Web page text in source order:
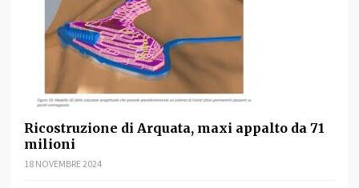
Ricostruzione di Arquata, maxi appalto da 71
milioni
18 NOVEMBRE 2024